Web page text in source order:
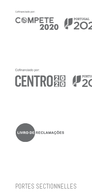
PORTES SECTIONNELLES